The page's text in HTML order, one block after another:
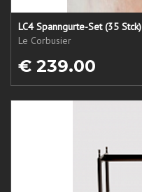
LC4 Spanngurte-Set (35 Stck)
Le Corbusier
€ 239.00